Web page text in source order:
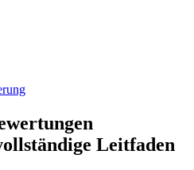
Leitfaden